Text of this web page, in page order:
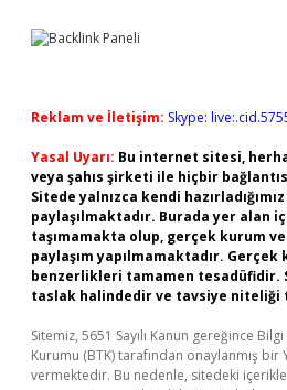
Reklam ve İletişim: Skype:
Yasal Uyarı: Bu internet sitesi,
veya şahıs şirketi ile hiçbir
Sitede yalnızca kendi
paylaşılmaktadır. Burada yer alan
taşımamakta olup, gerçek kurum
paylaşım yapılmamaktadır.
benzerlikleri tamamen tesadüfidir.
taslak halindedir ve tavsiye niteliği
Sitemiz, 5651 Sayılı Kanun gereğince
Kurumu (BTK) tarafından onaylanmış bir
vermektedir. Bu nedenle, sitedeki